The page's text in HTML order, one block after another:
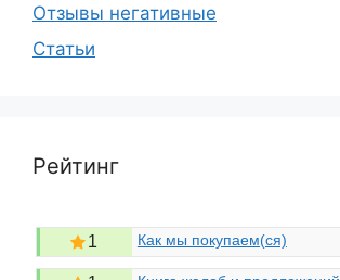
Отзывы негативные
Статьи
Рейтинг
1 Как мы покупаем(ся)